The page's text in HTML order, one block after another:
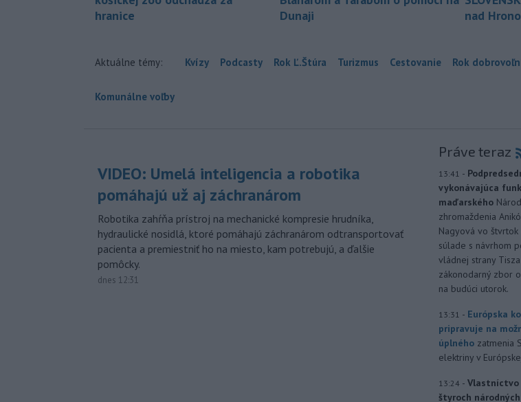
hranice
Dunaji
nad
Aktuálne témy: Kvízy Podcasty Rok Ľ.Štúra Turizmus Cestovanie Rok
Komunálne voľby
VIDEO: Umelá inteligencia a robotika
pomáhajú už aj záchranárom
Robotika zahŕňa prístroj na mechanické kompresie hrudníka,
hydraulické nosidlá, ktoré pomáhajú záchranárom odtransportovať
pacienta a premiestniť ho na miesto, kam potrebujú, a ďalšie
pomôcky.
dnes 12:31
Práve teraz
13:41 -
vykonávajúca
maďarského
zhromaždenia
Nagyová vo štvrtok
súlade s návrhom
vládnej strany
zákonodarný zbor
na budúci utorok.
13:31 - Európska
pripravuje na
úplného zatmenia
elektriny v
13:24 - Vlastníctvo
štyroch